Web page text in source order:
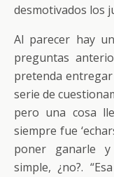
desmotivados los
Al parecer hay
preguntas
pretenda
serie de
pero una cosa
siempre fue
poner ganarle y
simple, ¿no?.